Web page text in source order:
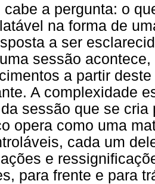
cabe a pergunta: o
na forma de
a ser
sessão
a partir
A complexidade
sessão que se
opera como uma
cada um
e
para frente e para